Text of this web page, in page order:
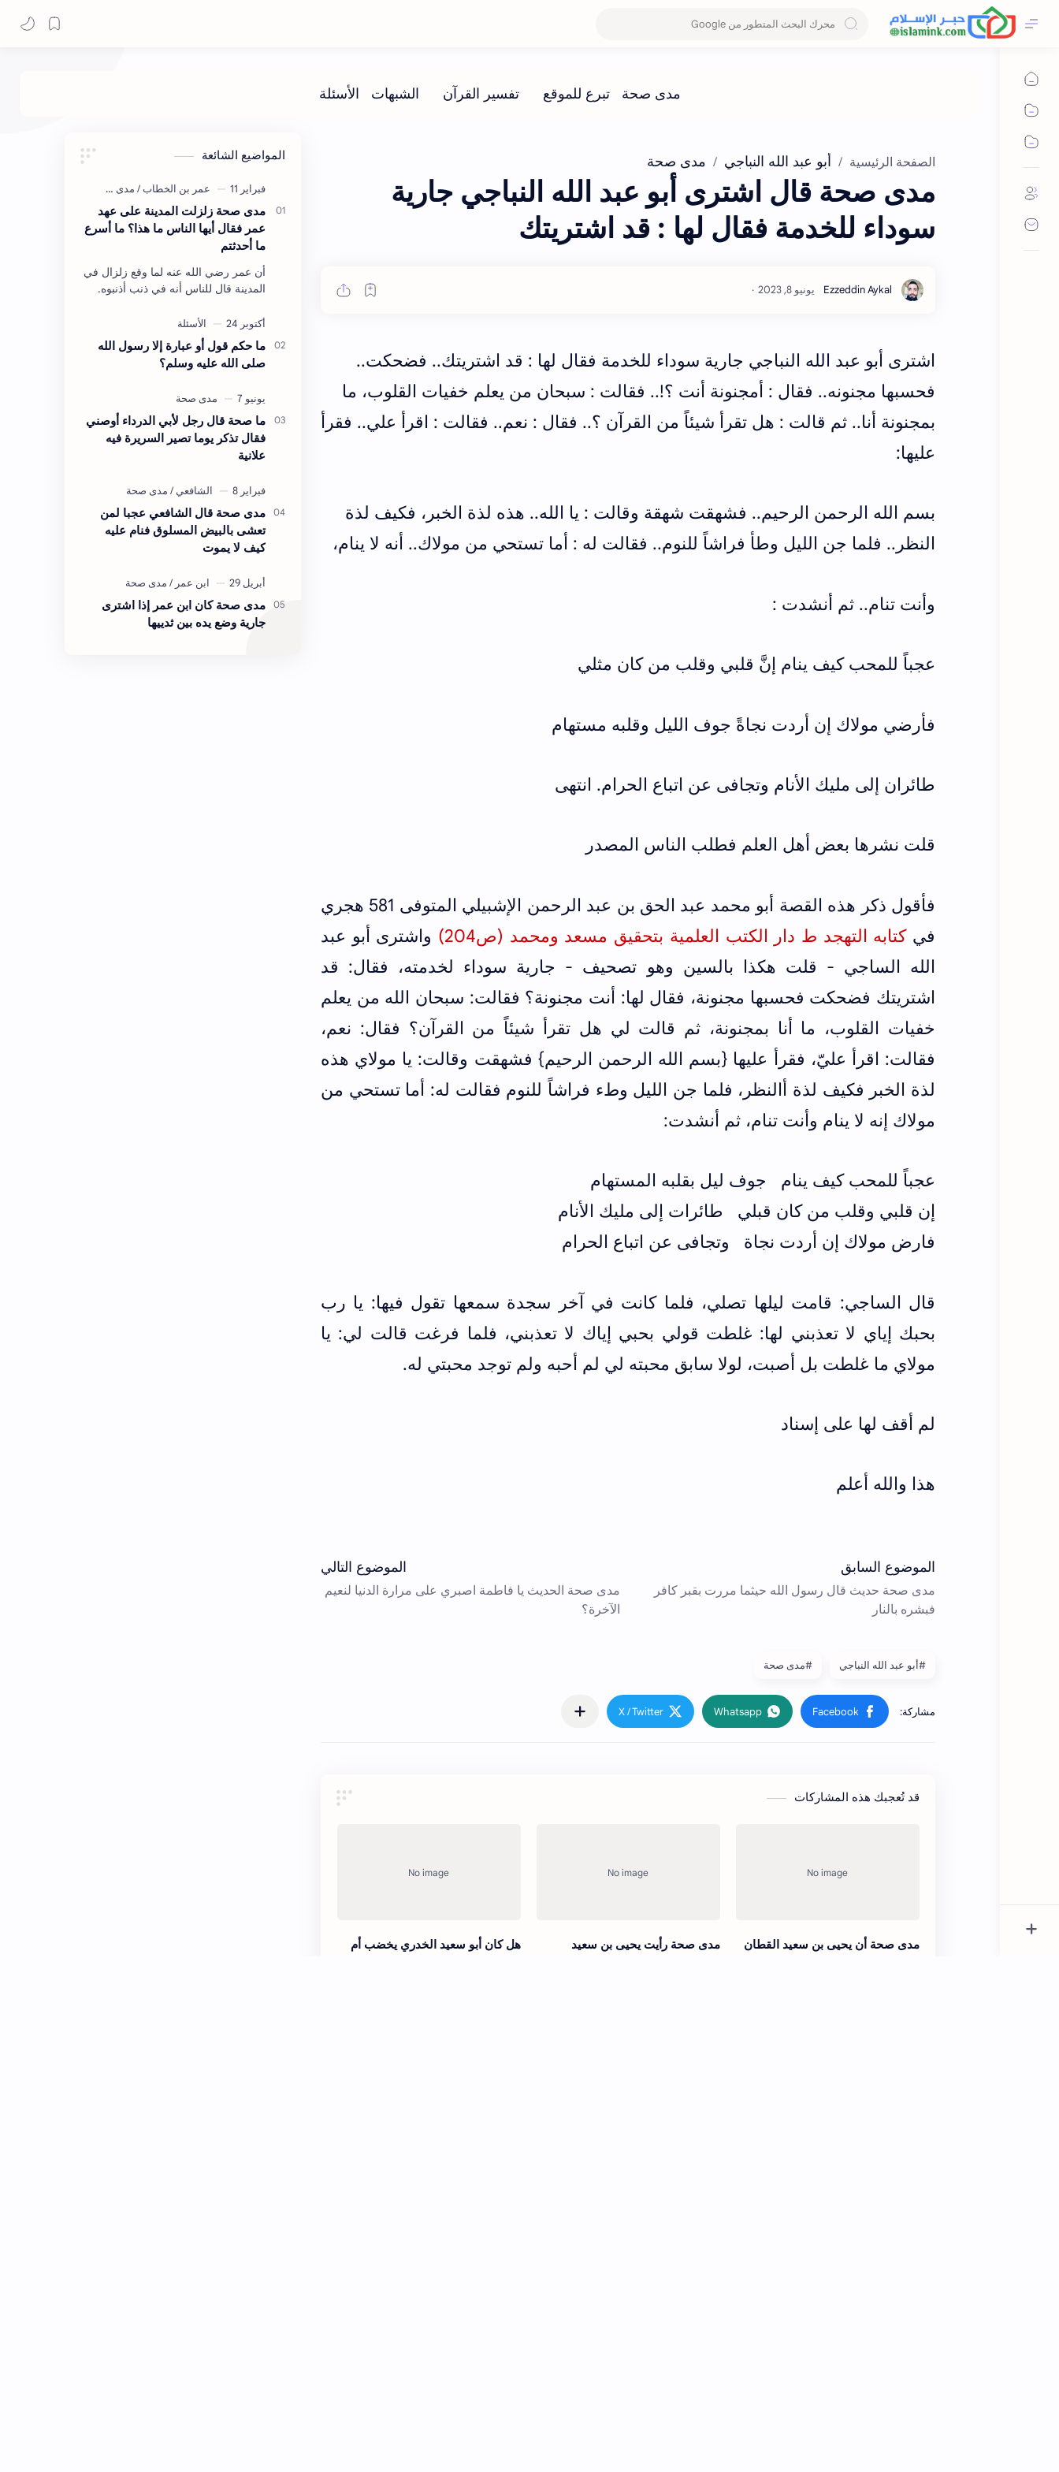
الصفحة الرئيسية أبو عبد الله النباجي مدى صحة
مدى صحة قال اشترى أبو عبد الله النباجي جارية
سوداء للخدمة فقال لها : قد اشتريتك
اشترى أبو عبد الله النباجي جارية سوداء للخدمة فقال لها : قد اشتريتك.. فضحكت..
فحسبها مجنونه.. فقال : أمجنونة أنت ؟!.. فقالت : سبحان من يعلم خفيات القلوب، ما
بمجنونة أنا.. ثم قالت : هل تقرأ شيئاً من القرآن ؟.. فقال : نعم.. فقالت : اقرأ علي.. فقرأ
عليها:
بسم الله الرحمن الرحيم.. فشهقت شهقة وقالت : يا الله.. هذه لذة الخبر، فكيف لذة
النظر.. فلما جن الليل وطأ فراشاً للنوم.. فقالت له : أما تستحي من مولاك.. أنه لا ينام،
وأنت تنام.. ثم أنشدت :
عجباً للمحب كيف ينام إنَّ قلبي وقلب من كان مثلي
فأرضي مولاك إن أردت نجاةً جوف الليل وقلبه مستهام
طائران إلى مليك الأنام وتجافى عن اتباع الحرام. انتهى
قلت نشرها بعض أهل العلم فطلب الناس المصدر
فأقول ذكر هذه القصة أبو محمد عبد الحق بن عبد الرحمن الإشبيلي المتوفى 581 هجري
فيكتابه التهجد ط دار الكتب العلمية بتحقيق مسعد ومحمد (ص204)
واشترى أبو عبد
الله الساجي - قلت هكذا بالسين وهو تصحيف - جارية سوداء لخدمته، فقال: قد
اشتريتك ‏فضحكت فحسبها مجنونة، فقال لها: أنت مجنونة؟ فقالت: سبحان الله من يعلم
خفيات القلوب، ما أنا بمجنونة، ثم قالت لي هل تقرأ شيئاً من القرآن؟ فقال: نعم،
فقالت: اقرأ عليّ، فقرأ عليها {بسم الله الرحمن الرحيم} فشهقت وقالت: يا مولاي هذه
لذة الخبر فكيف لذة أالنظر، فلما جن الليل وطء فراشاً للنوم فقالت له: أما تستحي من
مولاك إنه لا ينام وأنت تنام، ثم أنشدت:
‏عجباً للمحب كيف ينام جوف ليل بقلبه المستهام
‏إن قلبي وقلب من كان قبلي طائرات إلى مليك الأنام
‏فارض مولاك إن أردت نجاة وتجافى عن اتباع الحرام
قال الساجي: قامت ليلها تصلي، فلما كانت في آخر سجدة سمعها تقول فيها: يا رب
بحبك إياي لا تعذبني لها: غلطت قولي بحبي إياك لا تعذبني، فلما فرغت قالت لي: يا
مولاي ما غلطت بل أصبت، لولا سابق محبته لي لم أحبه ولم توجد محبتي له.
لم أقف لها على إسناد
هذا والله أعلم
#أبو عبد الله النباجي #مدى صحة
قد تُعجبك هذه المشاركات
مدى صحة أن يحيى بن سعيد القطان
مدى صحة رأيت يحيى بن سعيد
هل كان أبو سعيد الخدري يخضب أم
المواضيع الشائعة
مدى صحة زلزلت المدينة على عهد
عمر فقال أيها الناس ما هذا؟ ما أسرع
ما أحدثتم
أن عمر رضي الله عنه لما وقع زلزال في
المدينة قال للناس أنه في ذنب أذنبوه.
معناه أخرجه ابن أبي الدنيا في العقوبات
(ص3…
ما حكم قول أو عبارة إلا رسول الله
صلى الله عليه وسلم؟
ما صحة قال رجل لأبي الدرداء أوصني
فقال تذكر يوما تصير السريرة فيه
علانية
مدى صحة قال الشافعي عجبا لمن
تعشى بالبيض المسلوق فنام عليه
كيف لا يموت
مدى صحة كان ابن عمر إذا اشترى
جارية وضع يده بين ثدييها